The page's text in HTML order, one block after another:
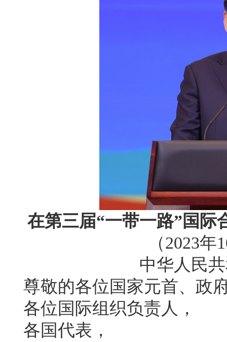
在第三届“一带一路”国际
（2023
中华人民
尊敬的各位国家元首、政
各位国际组织负责人，
各国代表，